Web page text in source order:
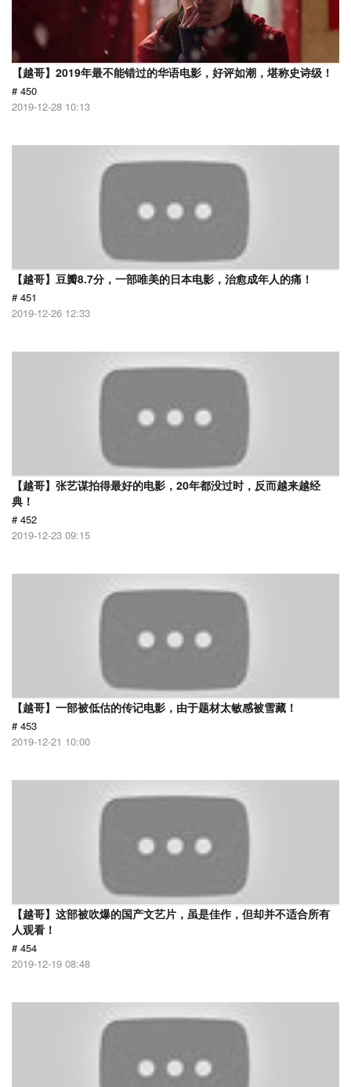
【越哥】2019年最不能错过的华语电影，好评如潮，堪称史诗级！
# 450
2019-12-28 10:13
【越哥】豆瓣8.7分，一部唯美的日本电影，治愈成年人的痛！
# 451
2019-12-26 12:33
【越哥】张艺谋拍得最好的电影，20年都没过时，反而越来越经
典！
# 452
2019-12-23 09:15
【越哥】一部被低估的传记电影，由于题材太敏感被雪藏！
# 453
2019-12-21 10:00
【越哥】这部被吹爆的国产文艺片，虽是佳作，但却并不适合所有
人观看！
# 454
2019-12-19 08:48